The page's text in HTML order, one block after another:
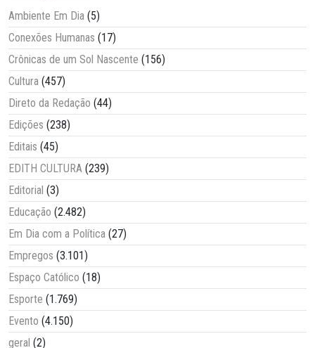
Ambiente Em Dia (5)
Conexões Humanas (17)
Crônicas de um Sol Nascente (156)
Cultura (457)
Direto da Redação (44)
Edições (238)
Editais (45)
EDITH CULTURA (239)
Editorial (3)
Educação (2.482)
Em Dia com a Política (27)
Empregos (3.101)
Espaço Católico (18)
Esporte (1.769)
Evento (4.150)
geral (2)